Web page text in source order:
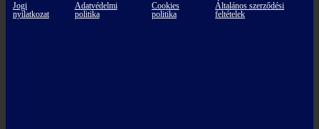
Jogi
nyilatkozat
Adatvédelmi
politika
Cookies
politika
Általános szerződési
feltételek